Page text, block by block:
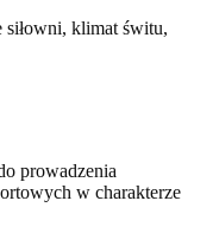
prowadzenia
w charakterze